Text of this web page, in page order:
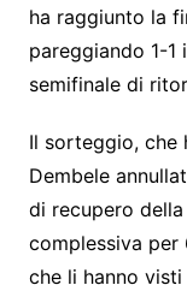
ha raggiunto la
pareggiando 1-1
semifinale di
Il sorteggio, che
Dembele
di recupero
complessiva per
che li hanno